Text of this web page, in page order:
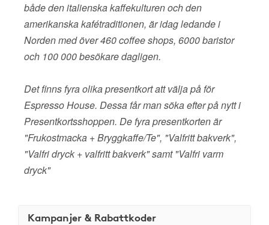
både den italienska kaffekulturen och den
amerikanska kafétraditionen, är idag ledande i
Norden med över 460 coffee shops, 6000 baristor
och 100 000 besökare dagligen.
Det finns fyra olika presentkort att välja på för
Espresso House. Dessa får man söka efter på nytt i
Presentkortsshoppen. De fyra presentkorten är
"Frukostmacka + Bryggkaffe/Te", "Valfritt bakverk",
"Valfri dryck + valfritt bakverk" samt "Valfri varm
dryck"
Kampanjer & Rabattkoder